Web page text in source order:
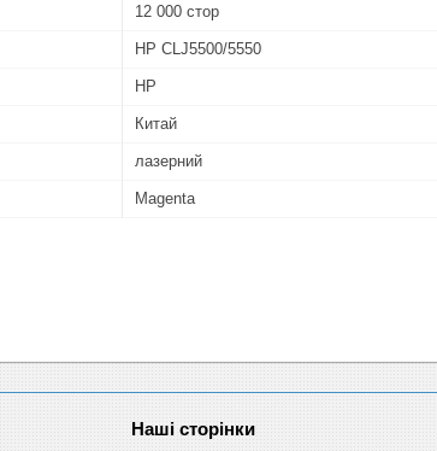
12 000 стор
HP CLJ5500/5550
HP
Китай
лазерний
Magenta
Наші сторінки